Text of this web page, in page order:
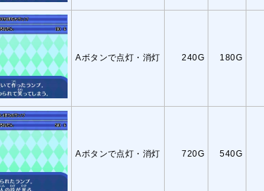
Aボタンで点灯・消灯 240G 180G
Aボタンで点灯・消灯 720G 540G